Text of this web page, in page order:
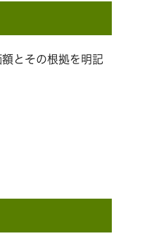
とその根拠を明記